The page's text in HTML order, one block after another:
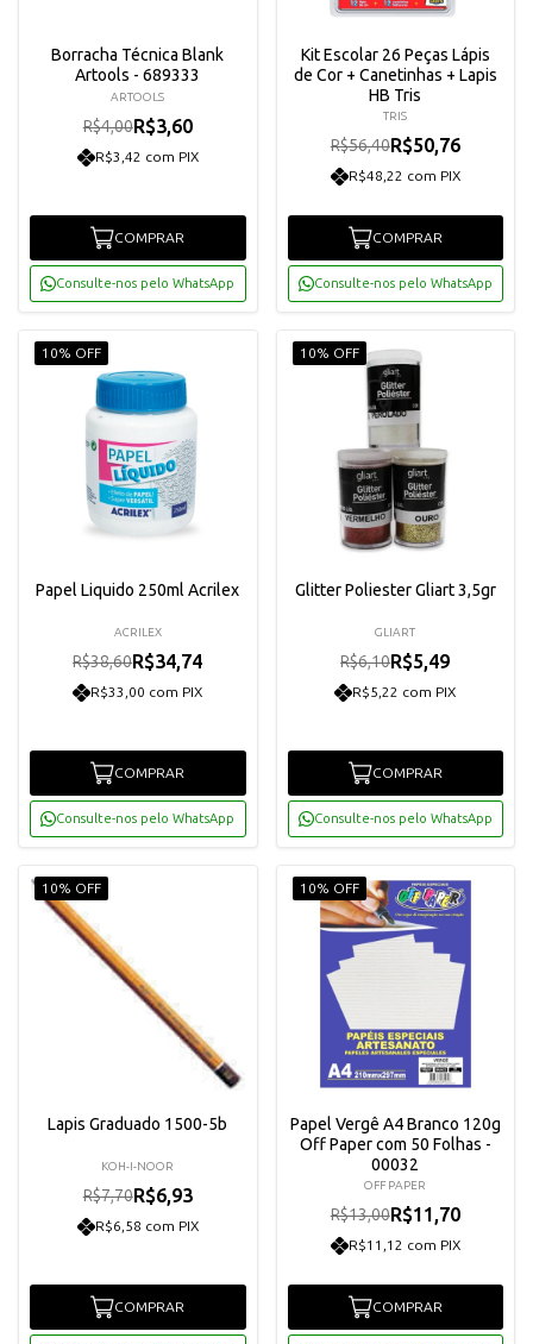
Borracha Técnica Blank
Artools - 689333
ARTOOLS
R$4,00R$3,60
R$3,42 com PIX
COMPRAR
Consulte-nos pelo WhatsApp
Kit Escolar 26 Peças Lápis
de Cor + Canetinhas + Lapis
HB Tris
TRIS
R$56,40R$50,76
R$48,22 com PIX
COMPRAR
Consulte-nos pelo WhatsApp
10% OFF
Papel Liquido 250ml Acrilex
ACRILEX
R$38,60R$34,74
R$33,00 com PIX
COMPRAR
Consulte-nos pelo WhatsApp
10% OFF
Glitter Poliester Gliart 3,5gr
GLIART
R$6,10R$5,49
R$5,22 com PIX
COMPRAR
Consulte-nos pelo WhatsApp
10% OFF
Lapis Graduado 1500-5b
KOH-I-NOOR
R$7,70R$6,93
R$6,58 com PIX
COMPRAR
10% OFF
Papel Vergê A4 Branco 120g
Off Paper com 50 Folhas -
00032
OFF PAPER
R$13,00R$11,70
R$11,12 com PIX
COMPRAR